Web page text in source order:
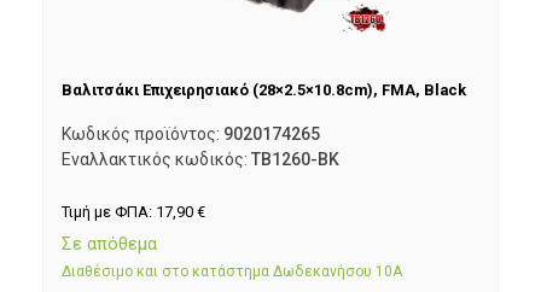
Βαλιτσάκι Επιχειρησιακό (28×2.5×10.8cm), FMA, Black
Κωδικός προϊόντος: 9020174265
Εναλλακτικός κωδικός: TB1260-BK
Τιμή με ΦΠΑ: 17,90 €
Σε απόθεμα
Διαθέσιμο και στο κατάστημα Δωδεκανήσου 10Α